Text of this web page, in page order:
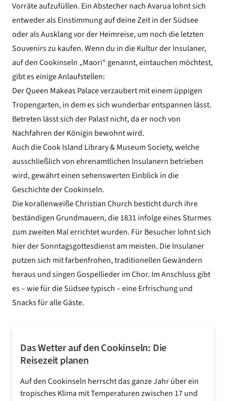
Vorräte aufzufüllen. Ein Abstecher nach Avarua lohnt sich
entweder als Einstimmung auf deine Zeit in der Südsee
oder als Ausklang vor der Heimreise, um noch die letzten
Souvenirs zu kaufen. Wenn du in die Kultur der Insulaner,
auf den Cookinseln „Maori“ genannt, eintauchen möchtest,
gibt es einige Anlaufstellen:
Der Queen Makeas Palace verzaubert mit einem üppigen
Tropengarten, in dem es sich wunderbar entspannen lässt.
Betreten lässt sich der Palast nicht, da er noch von
Nachfahren der Königin bewohnt wird.
Auch die Cook Island Library & Museum Society, welche
ausschließlich von ehrenamtlichen Insulanern betrieben
wird, gewährt einen sehenswerten Einblick in die
Geschichte der Cookinseln.
Die korallenweiße Christian Church besticht durch ihre
beständigen Grundmauern, die 1831 infolge eines Sturmes
zum zweiten Mal errichtet wurden. Für Besucher lohnt sich
hier der Sonntagsgottesdienst am meisten. Die Insulaner
putzen sich mit farbenfrohen, traditionellen Gewändern
heraus und singen Gospellieder im Chor. Im Anschluss gibt
es – wie für die Südsee typisch – eine Erfrischung und
Snacks für alle Gäste.
Das Wetter auf den Cookinseln: Die
Reisezeit planen
Auf den Cookinseln herrscht das ganze Jahr über ein
tropisches Klima mit Temperaturen zwischen 17 und